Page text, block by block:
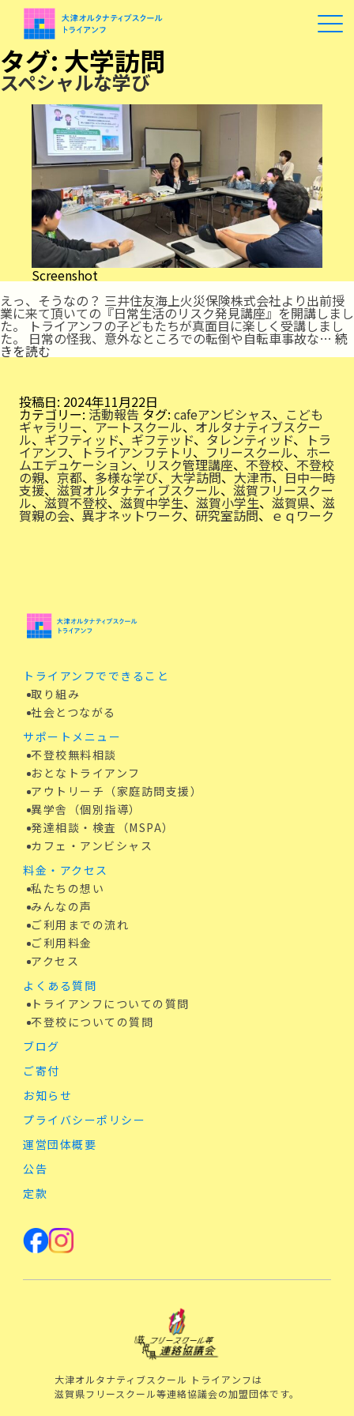
タグ: 大学訪問
スペシャルな学び
Screenshot
えっ、そうなの？ 三井住友海上火災保険株式会社より出前授
業に来て頂いての『日常生活のリスク発見講座』を開講しまし
た。 トライアンフの子どもたちが真面目に楽しく受講しまし
た。 日常の怪我、意外なところでの転倒や自転車事故な… 続
きを読むス
ペ
ル
な
学
び
投稿日: 2024年11月22日
カテゴリー: 活動報告 タグ: cafeアンビシャス、 こども
ギャラリー、アートスクール、 オルタナティブスクー
ル、 ギフティッド、 ギフテッド、 タレンティッド、 トラ
イアンフ、 トライアンフテトリ、 フリースクール、 ホー
ムエデュケーション、 リスク管理講座、 不登校、不登校
の親、 京都、 多様な学び、大学訪問、大津市、日中一時
支援、 滋賀オルタナティブスクール、 滋賀フリースクー
ル、滋賀不登校、 滋賀中学生、 滋賀小学生、 滋賀県、 滋
賀親の会、 異才ネットワーク、 研究室訪問、 ｅｑワーク
トライアンフでできること
取り組み
社会とつながる
サポートメニュー
不登校無料相談
おとなトライアンフ
アウトリーチ（家庭訪問支援）
異学舎（個別指導）
発達相談・検査（MSPA）
カフェ・アンビシャス
料金・アクセス
私たちの想い
みんなの声
ご利用までの流れ
ご利用料金
アクセス
よくある質問
トライアンフについての質問
不登校についての質問
ブログ
ご寄付
お知らせ
プライバシーポリシー
運営団体概要
公告
定款
大津オルタナティブスクール トライアンフは
滋賀県フリースクール等連絡協議会の加盟団体です。